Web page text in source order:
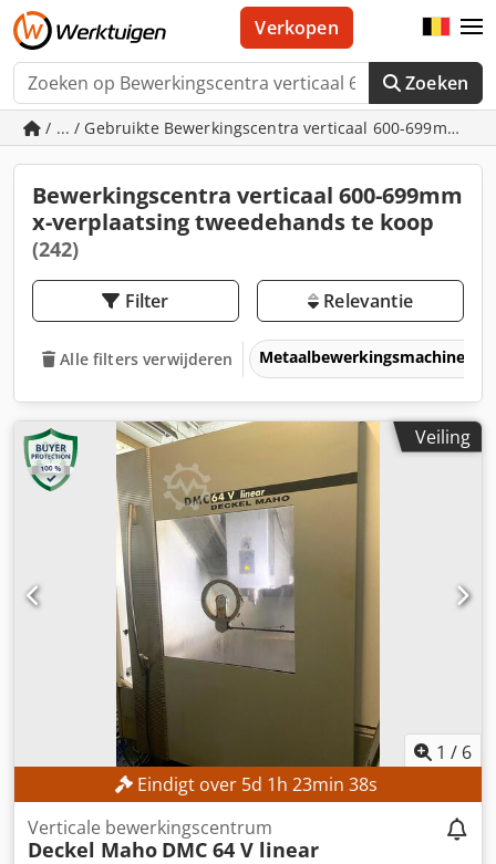
Zoeken
Verkopen
/ ... / Gebruikte Bewerkingscentra verticaal 600-699mm x-
Bewerkingscentra verticaal 600-699mm
x-verplaatsing tweedehands te koop
(242)
Filter Relevantie
Alle filters verwijderen Metaalbewerkingsmachines
Veiling
1 / 6
Eindigt over 5d 1h 23min 36s
Verticale bewerkingscentrum
Deckel Maho DMC 64 V linear